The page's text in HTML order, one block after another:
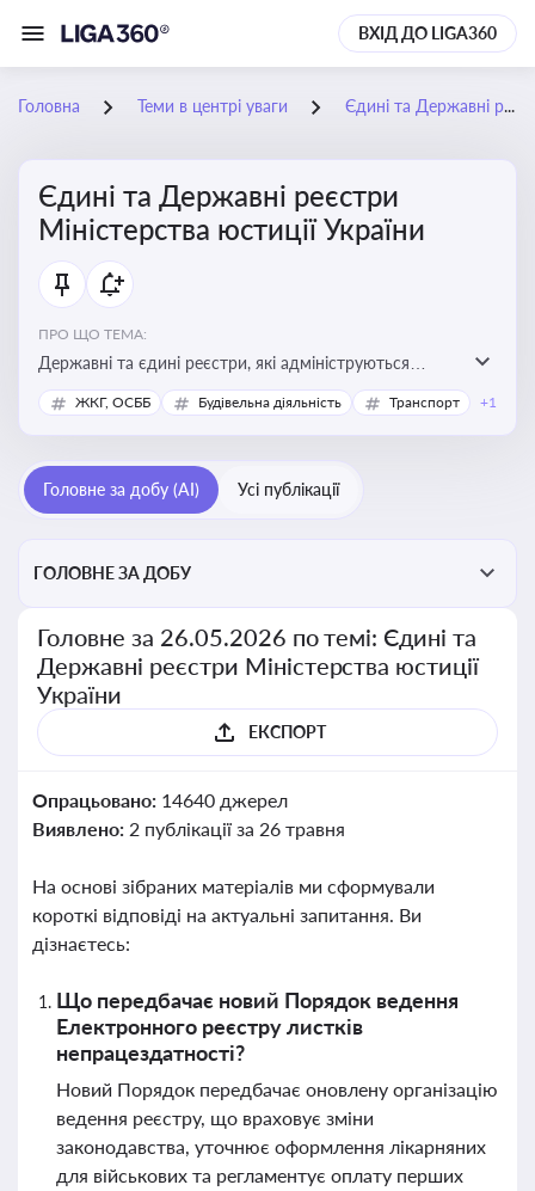
ВХІД ДО LIGA360
Головна Теми в центрі уваги Єдині та Державні реєстри Міністерства юстиції України
Єдині та Державні реєстри
Міністерства юстиції України
ПРО ЩО ТЕМА:
Державні та єдині реєстри, які адмініструються
Мінюстом України, і є ключовими інструментами для
юридичного захисту, ідентифікації прав, та
сімейних та майнових відносин
ЖКГ, ОСББ Будівельна діяльність Транспорт +1
Головне за добу (AI) Усі публікації
ГОЛОВНЕ ЗА ДОБУ
Головне за 26.05.2026 по темі: Єдині та
Державні реєстри Міністерства юстиції
України
ЕКСПОРТ
Опрацьовано: 14640 джерел
Виявлено: 2 публікації за 26 травня
На основі зібраних матеріалів ми сформували
короткі відповіді на актуальні запитання. Ви
дізнаєтесь:
Що передбачає новий Порядок ведення
Електронного реєстру листків
непрацездатності?
Новий Порядок передбачає оновлену організацію
ведення реєстру, що враховує зміни
законодавства, уточнює оформлення лікарняних
для військових та регламентує оплату перших